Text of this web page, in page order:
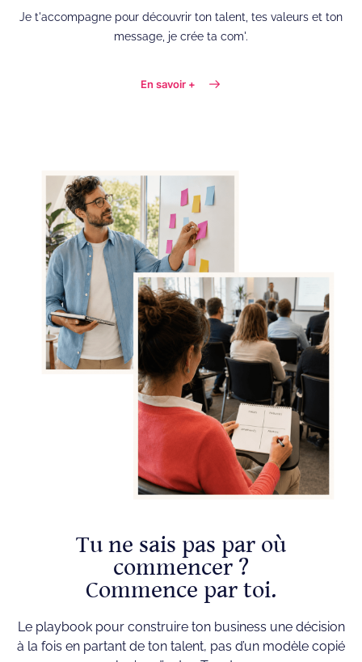
Je t'accompagne pour découvrir ton talent, tes valeurs et ton
message, je crée ta com'.
En savoir +
Tu ne sais pas par où
commencer ?
Commence par toi.
Le playbook pour construire ton business une décision
à la fois en partant de ton talent, pas d’un modèle copié